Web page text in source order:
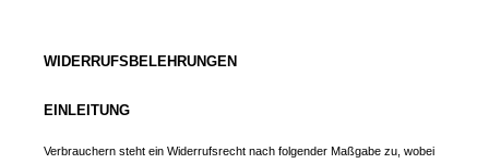
WIDERRUFSBELEHRUNGEN
EINLEITUNG
Verbrauchern steht ein Widerrufsrecht nach folgender Maßgabe zu, wobei